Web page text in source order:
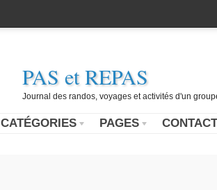
PAS et REPAS
Journal des randos, voyages et activités d'un
CATÉGORIES PAGES CONTACT